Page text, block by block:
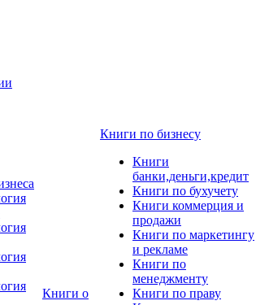
Книги о
Книги по бизнесу
Книги
банки,деньги,кредит
Книги по бухучету
Книги коммерция и
продажи
Книги по маркетингу
и рекламе
Книги по
менеджменту
Книги по праву